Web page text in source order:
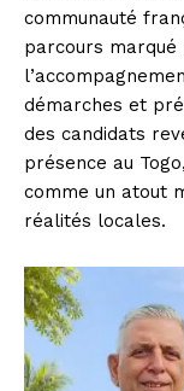
communauté
parcours marqué
démarches et
des candidats
présence au
comme un atout
réalités locales.